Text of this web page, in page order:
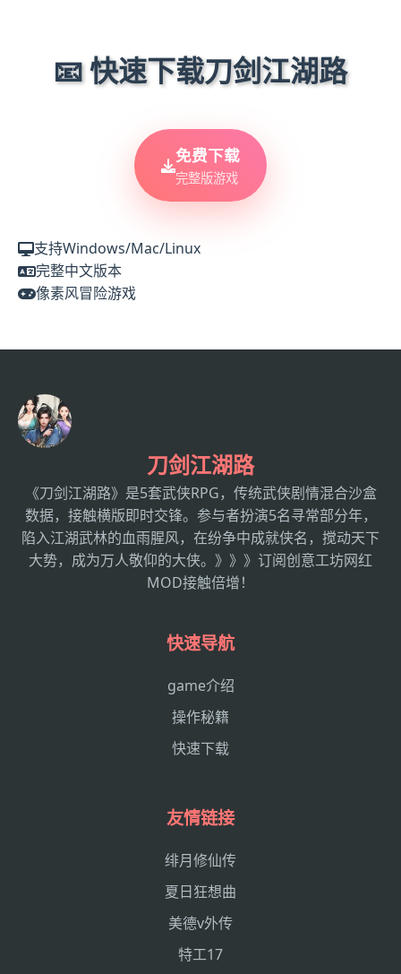
📧 快速下载刀剑江湖路
免费下载
完整版游戏
支持Windows/Mac/Linux
完整中文版本
像素风冒险游戏
刀剑江湖路
《刀剑江湖路》是5套武侠RPG，传统武侠剧情混合沙盒
数据，接触横版即时交锋。参与者扮演5名寻常部分年，
陷入江湖武林的血雨腥风，在纷争中成就侠名，搅动天下
大势，成为万人敬仰的大侠。》》》订阅创意工坊网红
MOD接触倍增！
快速导航
game介绍
操作秘籍
快速下载
友情链接
绯月修仙传
夏日狂想曲
美德v外传
特工17